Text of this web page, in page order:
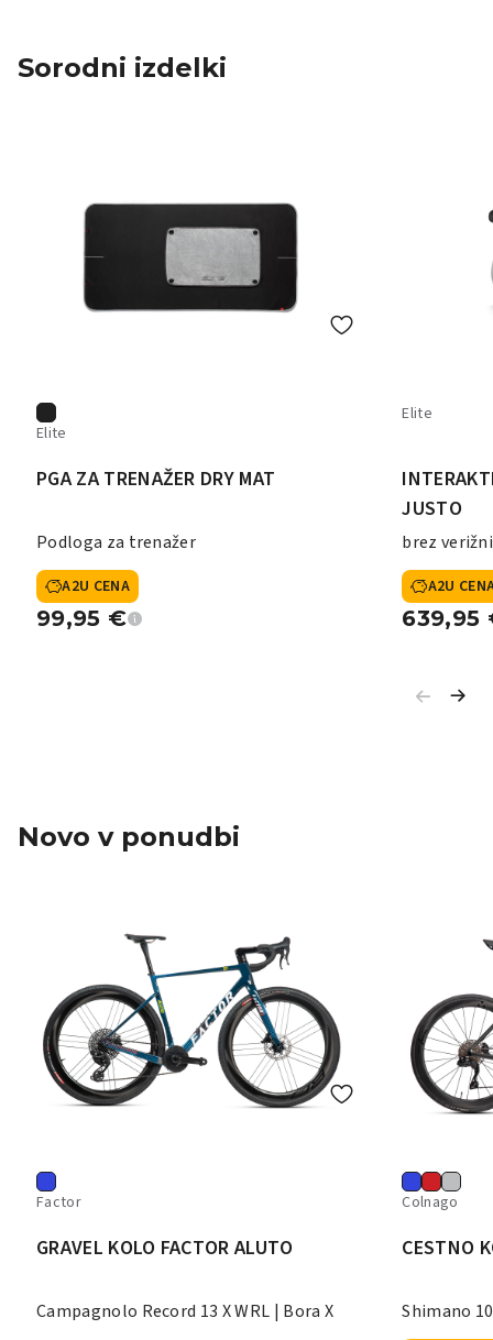
Sorodni izdelki
Elite
PGA ZA TRENAŽER DRY MAT
Podloga za trenažer
A2U CENA
99,95 €
Elite
JUSTO
brez
A2U
639,95
Novo v ponudbi
Factor
GRAVEL KOLO FACTOR ALUTO
Campagnolo Record 13 X WRL | Bora X
Colnago
CESTNO
Shimano